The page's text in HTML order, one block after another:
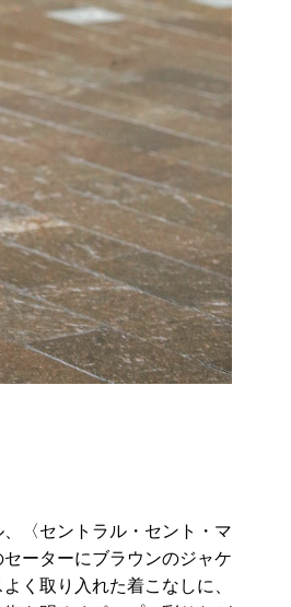
〈セントラル・セント・マ
ーターにブラウンのジャケ
く取り入れた着こなしに、